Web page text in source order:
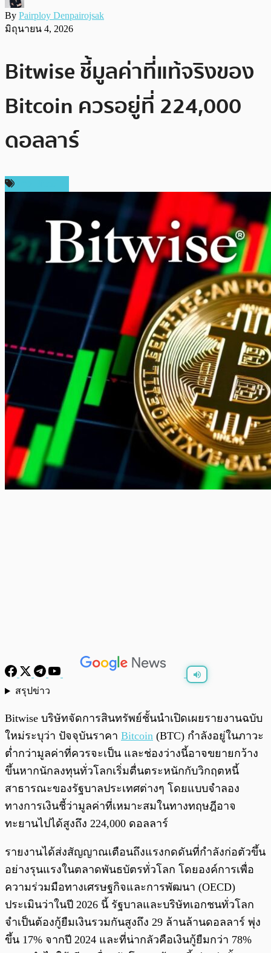
By Pairploy Denpairojsak
มิถุนายน 4, 2026
Bitwise ชี้มูลค่าที่แท้จริงของ
Bitcoin ควรอยู่ที่ 224,000
ดอลลาร์
สรุปข่าว
Bitwise บริษัทจัดการสินทรัพย์ชั้นนำเปิดเผยรายงานฉบับ
ใหม่ระบุว่า ปัจจุบันราคา Bitcoin (BTC) กำลังอยู่ในภาวะ
ต่ำกว่ามูลค่าที่ควรจะเป็น และช่องว่างนี้อาจขยายกว้าง
ขึ้นหากนักลงทุนทั่วโลกเริ่มตื่นตระหนักกับวิกฤตหนี้
สาธารณะของรัฐบาลประเทศต่างๆ โดยแบบจำลอง
ทางการเงินชี้ว่ามูลค่าที่เหมาะสมในทางทฤษฎีอาจ
ทะยานไปได้สูงถึง 224,000 ดอลลาร์
รายงานได้ส่งสัญญาณเตือนถึงแรงกดดันที่กำลังก่อตัวขึ้น
อย่างรุนแรงในตลาดพันธบัตรทั่วโลก โดยองค์การเพื่อ
ความร่วมมือทางเศรษฐกิจและการพัฒนา (OECD)
ประเมินว่าในปี 2026 นี้ รัฐบาลและบริษัทเอกชนทั่วโลก
จำเป็นต้องกู้ยืมเงินรวมกันสูงถึง 29 ล้านล้านดอลลาร์ พุ่ง
ขึ้น 17% จากปี 2024 และที่น่ากลัวคือเงินกู้ยืมกว่า 78%